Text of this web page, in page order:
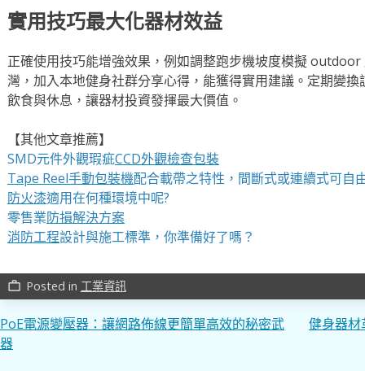
實用技巧最大化器材效益
正確使用技巧能增強效果，例如調整跑步機坡度模擬
灣，加入本地健身社群分享心得，能獲得實用建議。定期變
飲食與休息，讓器材投資發揮最大價值。
【其他文章推薦】
SMD元件外觀瑕疵CCD外觀檢查包裝
Tape Reel手動包裝機配合載帶之特性，間斷式或連續式可自
防火漆適用在何種環境中呢?
零售業防損解決方案
消防工程設計與施工標準，你準備好了嗎？
work_outline Posted in 工業資訊
文
章
PoE電源變壓器：讓網路佈線更簡單高效的秘密武
器
健身器材